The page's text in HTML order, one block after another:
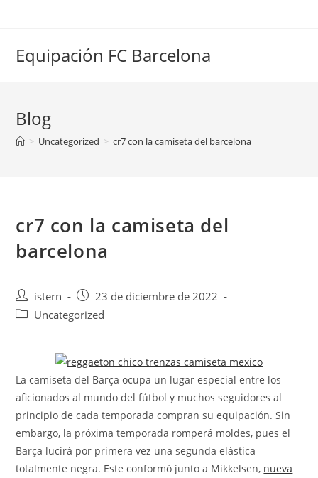
Equipación FC Barcelona
Blog
> Uncategorized > cr7 con la camiseta del barcelona
cr7 con la camiseta del
barcelona
Autor
de
istern
Publicación
de
23 de diciembre de 2022
Categoría
Uncategorized
La camiseta del Barça ocupa un lugar especial entre los
aficionados al mundo del fútbol y muchos seguidores al
principio de cada temporada compran su equipación. Sin
embargo, la próxima temporada romperá moldes, pues el
Barça lucirá por primera vez una segunda elástica
totalmente negra. Este conformó junto a Mikkelsen, nueva